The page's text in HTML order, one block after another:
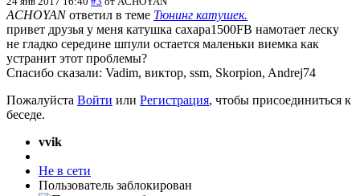
ACHOYANответил в теме Тюнинг катушек.
привет друзья у меня катушка сахара1500FB намотает леску
не гладко середине шпули остается маленьки виемка как
устранит этот проблемы?
Спасибо сказали: Vadim, виктор, ssm, Skorpion, Andrej74
Пожалуйста Войти или Регистрация, чтобы присоединиться к
беседе.
vvik
Не в сети
Пользователь заблокирован